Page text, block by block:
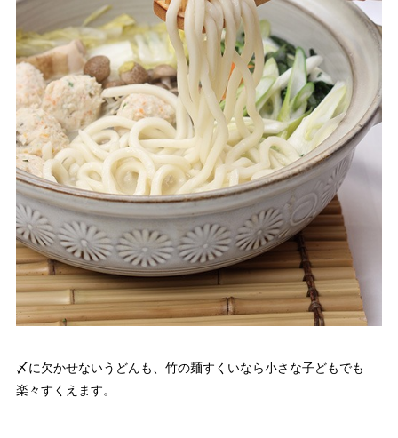
〆に欠かせないうどんも、竹の麺すくいなら小さな子どもでも
楽々すくえます。